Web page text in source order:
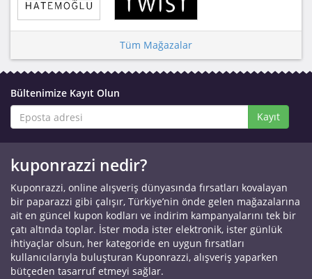
Tüm Mağazalar
Bültenimize Kayıt Olun
Kayıt
kuponrazzi nedir?
Kuponrazzi, online alışveriş dünyasında fırsatları kovalayan
bir paparazzi gibi çalışır, Türkiye’nin önde gelen mağazalarına
ait en güncel kupon kodları ve indirim kampanyalarını tek bir
çatı altında toplar. İster moda ister elektronik, ister günlük
ihtiyaçlar olsun, her kategoride en uygun fırsatları
kullanıcılarıyla buluşturan Kuponrazzi, alışveriş yaparken
bütçeden tasarruf etmeyi sağlar.